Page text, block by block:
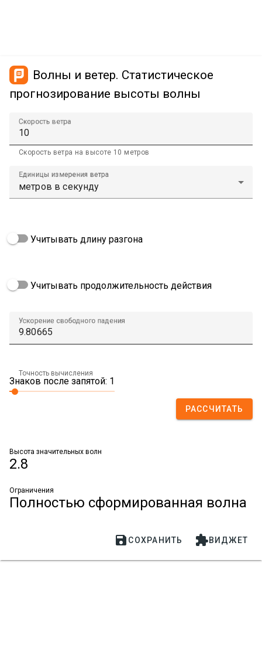
Волны и ветер. Статистическое
прогнозирование высоты волны
Скорость ветра
Скорость ветра на высоте 10 метров
Единицы измерения ветра
Учитывать длину разгона
Учитывать продолжительность действия
Ускорение свободного падения
Точность вычисления
Знаков после запятой: 1
РАССЧИТАТЬ
Высота значительных волн
2.8
Ограничения
Полностью сформированная волна
 СОХРАНИТЬ ВИДЖЕТ